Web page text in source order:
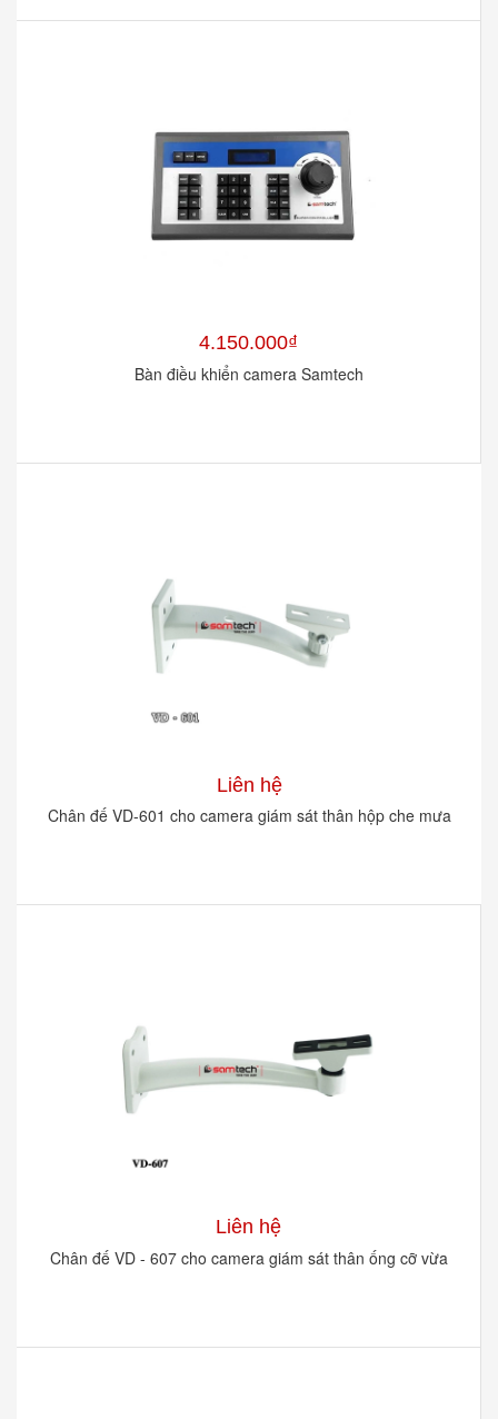
4.150.000₫
Bàn điều khiển camera Samtech
Liên hệ
Chân đế VD-601 cho camera giám sát thân hộp che mưa
Liên hệ
Chân đế VD - 607 cho camera giám sát thân ống cỡ vừa